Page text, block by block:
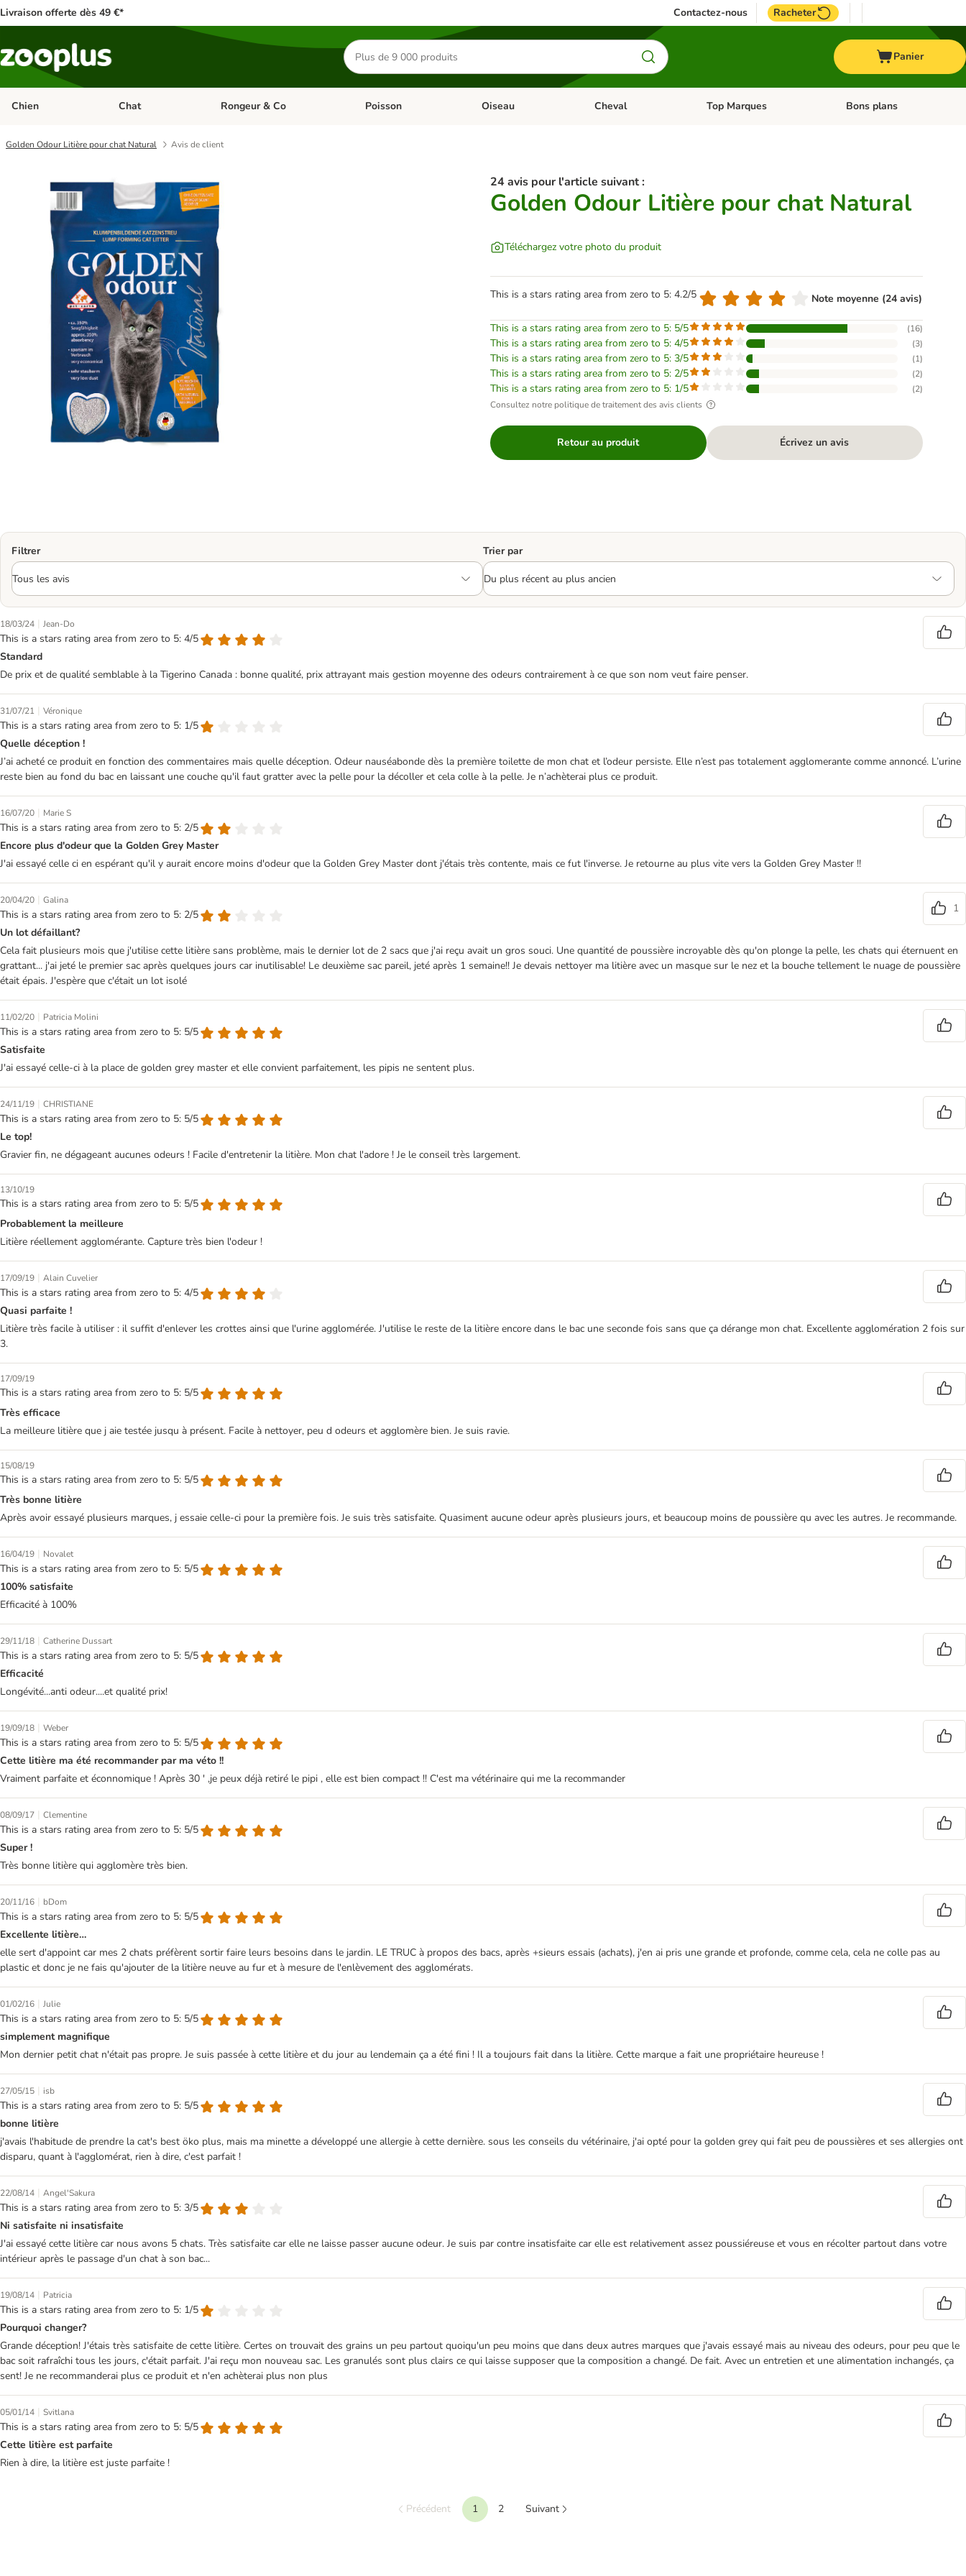
Livraison offerte dès 49 €* Contactez-nous Racheter
Rechercher
des
produits
Panier
Chien Dérouler les catégories: Chien
Chat Dérouler les catégories: Chat
Rongeur & Co Dérouler les catégories: Rongeur & Co
Poisson Dérouler les catégories: Poisson
Oiseau Dérouler les catégories: Oiseau
Cheval Dérouler les catégories: Cheval
Top Marques Dérouler les catégories: Top
Bons plans
Golden Odour Litière pour chat Natural Avis de client
24 avis pour l'article suivant :
Golden Odour Litière pour chat Natural
Téléchargez votre photo du produit
This is a stars rating area from zero to 5: 4.2/5 Note moyenne (24 avis)
This is a stars rating area from zero to 5: 5/5 (16)
This is a stars rating area from zero to 5: 4/5 (3)
This is a stars rating area from zero to 5: 3/5 (1)
This is a stars rating area from zero to 5: 2/5 (2)
This is a stars rating area from zero to 5: 1/5 (2)
Consultez notre politique de traitement des avis clients
Retour au produit Écrivez un avis
Filtrer Trier par
18/03/24 | Jean-Do
This is a stars rating area from zero to 5: 4/5
Standard
De prix et de qualité semblable à la Tigerino Canada : bonne qualité, prix attrayant mais gestion moyenne des odeurs contrairement à ce que son nom veut faire penser.
31/07/21 | Véronique
This is a stars rating area from zero to 5: 1/5
Quelle déception !
J’ai acheté ce produit en fonction des commentaires mais quelle déception. Odeur nauséabonde dès la première toilette de mon chat et l’odeur persiste. Elle n’est pas totalement agglomerante comme annoncé. L’urine
reste bien au fond du bac en laissant une couche qu'il faut gratter avec la pelle pour la décoller et cela colle à la pelle. Je n’achèterai plus ce produit.
16/07/20 | Marie S
This is a stars rating area from zero to 5: 2/5
Encore plus d'odeur que la Golden Grey Master
J'ai essayé celle ci en espérant qu'il y aurait encore moins d'odeur que la Golden Grey Master dont j'étais très contente, mais ce fut l'inverse. Je retourne au plus vite vers la Golden Grey Master !!
20/04/20 | Galina
This is a stars rating area from zero to 5: 2/5
1
Un lot défaillant?
Cela fait plusieurs mois que j'utilise cette litière sans problème, mais le dernier lot de 2 sacs que j'ai reçu avait un gros souci. Une quantité de poussière incroyable dès qu'on plonge la pelle, les chats qui éternuent en
grattant... j'ai jeté le premier sac après quelques jours car inutilisable! Le deuxième sac pareil, jeté après 1 semaine!! Je devais nettoyer ma litière avec un masque sur le nez et la bouche tellement le nuage de poussière
était épais. J'espère que c'était un lot isolé
11/02/20 | Patricia Molini
This is a stars rating area from zero to 5: 5/5
Satisfaite
J'ai essayé celle-ci à la place de golden grey master et elle convient parfaitement, les pipis ne sentent plus.
24/11/19 | CHRISTIANE
This is a stars rating area from zero to 5: 5/5
Le top!
Gravier fin, ne dégageant aucunes odeurs ! Facile d'entretenir la litière. Mon chat l'adore ! Je le conseil très largement.
13/10/19
This is a stars rating area from zero to 5: 5/5
Probablement la meilleure
Litière réellement agglomérante. Capture très bien l'odeur !
17/09/19 | Alain Cuvelier
This is a stars rating area from zero to 5: 4/5
Quasi parfaite !
Litière très facile à utiliser : il suffit d'enlever les crottes ainsi que l'urine agglomérée. J'utilise le reste de la litière encore dans le bac une seconde fois sans que ça dérange mon chat. Excellente agglomération 2 fois sur
3.
17/09/19
This is a stars rating area from zero to 5: 5/5
Très efficace
La meilleure litière que j aie testée jusqu à présent. Facile à nettoyer, peu d odeurs et agglomère bien. Je suis ravie.
15/08/19
This is a stars rating area from zero to 5: 5/5
Très bonne litière
Après avoir essayé plusieurs marques, j essaie celle-ci pour la première fois. Je suis très satisfaite. Quasiment aucune odeur après plusieurs jours, et beaucoup moins de poussière qu avec les autres. Je recommande.
16/04/19 | Novalet
This is a stars rating area from zero to 5: 5/5
100% satisfaite
Efficacité à 100%
29/11/18 | Catherine Dussart
This is a stars rating area from zero to 5: 5/5
Efficacité
Longévité...anti odeur....et qualité prix!
19/09/18 | Weber
This is a stars rating area from zero to 5: 5/5
Cette litière ma été recommander par ma véto !!
Vraiment parfaite et éconnomique ! Après 30 ' ,je peux déjà retiré le pipi , elle est bien compact !! C'est ma vétérinaire qui me la recommander
08/09/17 | Clementine
This is a stars rating area from zero to 5: 5/5
Super !
Très bonne litière qui agglomère très bien.
20/11/16 | bDom
This is a stars rating area from zero to 5: 5/5
Excellente litière…
elle sert d'appoint car mes 2 chats préfèrent sortir faire leurs besoins dans le jardin. LE TRUC à propos des bacs, après +sieurs essais (achats), j'en ai pris une grande et profonde, comme cela, cela ne colle pas au
plastic et donc je ne fais qu'ajouter de la litière neuve au fur et à mesure de l'enlèvement des agglomérats.
01/02/16 | Julie
This is a stars rating area from zero to 5: 5/5
simplement magnifique
Mon dernier petit chat n'était pas propre. Je suis passée à cette litière et du jour au lendemain ça a été fini ! Il a toujours fait dans la litière. Cette marque a fait une propriétaire heureuse !
27/05/15 | isb
This is a stars rating area from zero to 5: 5/5
bonne litière
j'avais l'habitude de prendre la cat's best öko plus, mais ma minette a développé une allergie à cette dernière. sous les conseils du vétérinaire, j'ai opté pour la golden grey qui fait peu de poussières et ses allergies ont
disparu, quant à l'agglomérat, rien à dire, c'est parfait !
22/08/14 | Angel'Sakura
This is a stars rating area from zero to 5: 3/5
Ni satisfaite ni insatisfaite
J'ai essayé cette litière car nous avons 5 chats. Très satisfaite car elle ne laisse passer aucune odeur. Je suis par contre insatisfaite car elle est relativement assez poussiéreuse et vous en récolter partout dans votre
intérieur après le passage d'un chat à son bac...
19/08/14 | Patricia
This is a stars rating area from zero to 5: 1/5
Pourquoi changer?
Grande déception! J'étais très satisfaite de cette litière. Certes on trouvait des grains un peu partout quoiqu'un peu moins que dans deux autres marques que j'avais essayé mais au niveau des odeurs, pour peu que le
bac soit rafraîchi tous les jours, c'était parfait. J'ai reçu mon nouveau sac. Les granulés sont plus clairs ce qui laisse supposer que la composition a changé. De fait. Avec un entretien et une alimentation inchangés, ça
sent! Je ne recommanderai plus ce produit et n'en achèterai plus non plus
05/01/14 | Svitlana
This is a stars rating area from zero to 5: 5/5
Cette litière est parfaite
Rien à dire, la litière est juste parfaite !
Précédent 1 2 Suivant